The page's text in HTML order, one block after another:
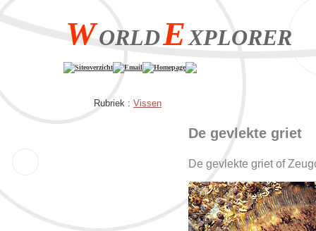
WORLDEXPLORER
Siteoverzicht Email Homepage
Rubriek : Vissen
De gevlekte griet
De gevlekte griet of